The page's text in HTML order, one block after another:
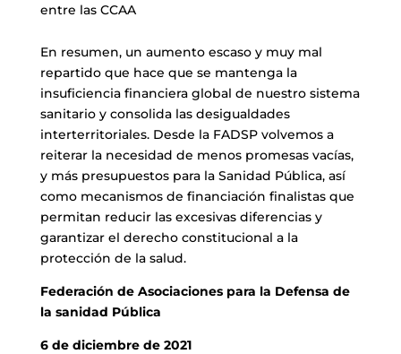
entre las CCAA
En resumen, un aumento escaso y muy mal
repartido que hace que se mantenga la
insuficiencia financiera global de nuestro sistema
sanitario y consolida las desigualdades
interterritoriales. Desde la FADSP volvemos a
reiterar la necesidad de menos promesas vacías,
y más presupuestos para la Sanidad Pública, así
como mecanismos de financiación finalistas que
permitan reducir las excesivas diferencias y
garantizar el derecho constitucional a la
protección de la salud.
Federación de Asociaciones para la Defensa de
la sanidad Pública
6 de diciembre de 2021